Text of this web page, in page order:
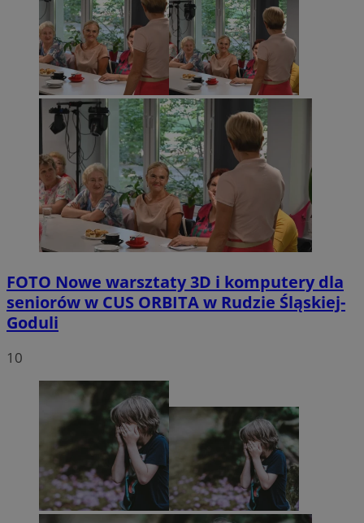
FOTO Nowe warsztaty 3D i komputery dla
seniorów w CUS ORBITA w Rudzie Śląskiej-
Goduli
10